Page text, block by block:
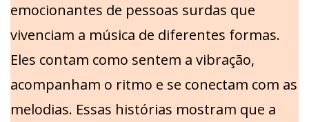
emocionantes de pessoas surdas que
vivenciam a música de diferentes formas.
Eles contam como sentem a vibração,
acompanham o ritmo e se conectam com as
melodias. Essas histórias mostram que a